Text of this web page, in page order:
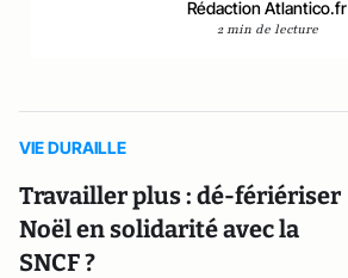
Rédaction Atlantico.fr
2 min de lecture
VIE DURAILLE
Travailler plus : dé-fériériser
Noël en solidarité avec la
SNCF ?